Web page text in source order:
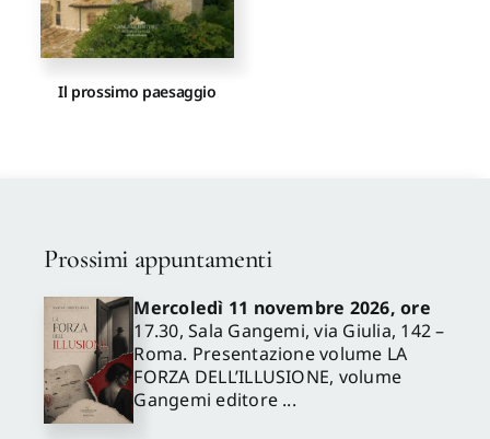
Newsletter
Il prossimo paesaggio
Prossimi appuntamenti
Mercoledì 11 novembre 2026, ore
17.30, Sala Gangemi, via Giulia, 142 –
Roma. Presentazione volume LA
FORZA DELL’ILLUSIONE, volume
Gangemi editore ...